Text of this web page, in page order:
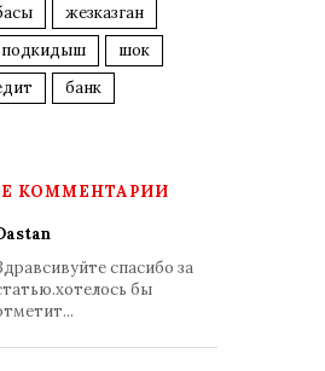
жезказган
подкидыш
шок
банк
КОММЕНТАРИИ
спасибо за
бы